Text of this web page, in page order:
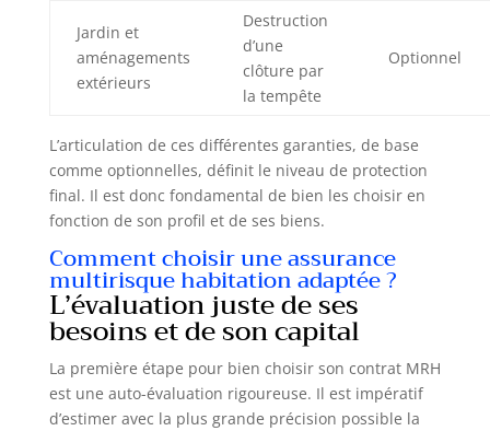
Jardin et
aménagements
extérieurs
Destruction
d’une
clôture par
la tempête
Optionnel
L’articulation de ces différentes garanties, de base
comme optionnelles, définit le niveau de protection
final. Il est donc fondamental de bien les choisir en
fonction de son profil et de ses biens.
Comment choisir une assurance
multirisque habitation adaptée ?
L’évaluation juste de ses
besoins et de son capital
La première étape pour bien choisir son contrat MRH
est une auto-évaluation rigoureuse. Il est impératif
d’estimer avec la plus grande précision possible la